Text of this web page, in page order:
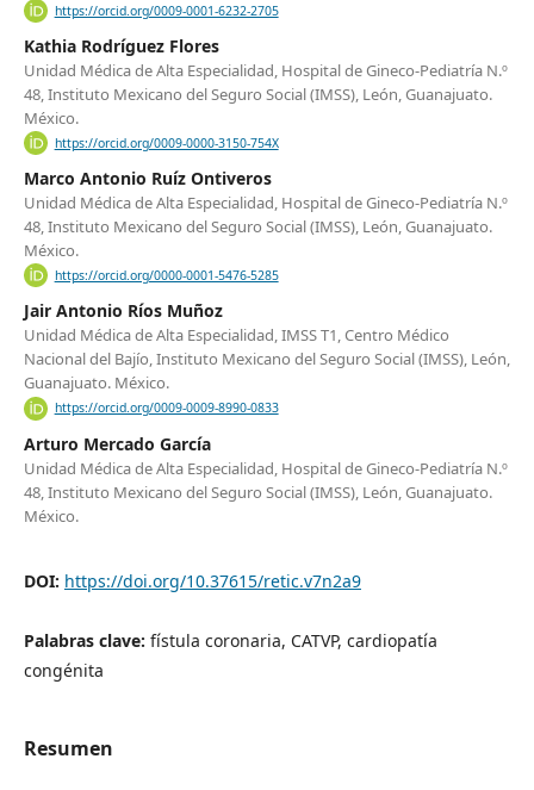
https://orcid.org/0009-0001-6232-2705
Kathia Rodríguez Flores
Unidad Médica de Alta Especialidad, Hospital de Gineco-Pediatría N.º
48, Instituto Mexicano del Seguro Social (IMSS), León, Guanajuato.
México.
https://orcid.org/0009-0000-3150-754X
Marco Antonio Ruíz Ontiveros
Unidad Médica de Alta Especialidad, Hospital de Gineco-Pediatría N.º
48, Instituto Mexicano del Seguro Social (IMSS), León, Guanajuato.
México.
https://orcid.org/0000-0001-5476-5285
Jair Antonio Ríos Muñoz
Unidad Médica de Alta Especialidad, IMSS T1, Centro Médico
Nacional del Bajío, Instituto Mexicano del Seguro Social (IMSS), León,
Guanajuato. México.
https://orcid.org/0009-0009-8990-0833
Arturo Mercado García
Unidad Médica de Alta Especialidad, Hospital de Gineco-Pediatría N.º
48, Instituto Mexicano del Seguro Social (IMSS), León, Guanajuato.
México.
DOI: https://doi.org/10.37615/retic.v7n2a9
Palabras clave: fístula coronaria, CATVP, cardiopatía
congénita
Resumen